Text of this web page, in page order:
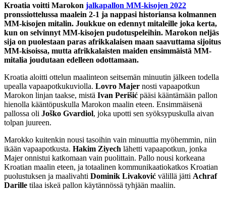
Kroatia voitti Marokon jalkapallon MM-kisojen 2022
pronssiottelussa maalein 2-1 ja nappasi historiansa kolmannen
MM-kisojen mitalin. Joukkue on edennyt mitaleille joka kerta,
kun on selvinnyt MM-kisojen pudotuspeleihin. Marokon neljäs
sija on puolestaan paras afrikkalaisen maan saavuttama sijoitus
MM-kisoissa, mutta afrikkalaisten maiden ensimmäistä MM-
mitalia joudutaan edelleen odottamaan.
Kroatia aloitti ottelun maalinteon seitsemän minuutin jälkeen todella
upealla vapaapotkukuviolla. Lovro Majer nosti vapaapotkun
Marokon linjan taakse, mistä Ivan Perišić pääsi kääntämään pallon
hienolla kääntöpuskulla Marokon maalin eteen. Ensimmäisenä
pallossa oli Joško Gvardiol, joka upotti sen syöksypuskulla aivan
tolpan juureen.
Marokko kuitenkin nousi tasoihin vain minuuttia myöhemmin, niin
ikään vapaapotkusta. Hakim Ziyech lähetti vapaapotkun, jonka
Majer onnistui katkomaan vain puolittain. Pallo nousi korkeana
Kroatian maalin eteen, ja totaalinen kommunikaatiokatkos Kroatian
puolustuksen ja maalivahti Dominik Livaković välillä jätti Achraf
Darille tilaa iskeä pallon käytännössä tyhjään maaliin.